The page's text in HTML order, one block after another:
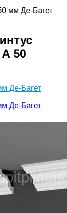
мм Де-Багет
50